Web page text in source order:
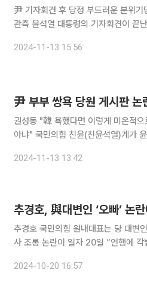
尹 기자회견 후 당정 부드러운 분위
관측 윤석열 대통령의 기자회견이 끝난 뒤부터 윤 대통령과 한동훈 국민의힘 대표의 관계가 ‘해빙
국민의힘 의원은 13일 SBS라디오에
2024-11-13 15:56
尹 부부 쌍욕 당원 게시판
권성동 "韓 욕했다면 이렇게 미온적
아냐" 국민의힘 친윤(친윤석열)계가 윤석열 대통령과 김건희 여사, 국민의힘 의원들을 비난한 글이
계 핵심인 권성동 국민의힘 의원은
2024-11-13 13:42
추경호, 與대변인 ‘오빠’ 논
추경호 국민의힘 원내대표는 당 대변
사 조롱 논란이 일자 20일 “언행에 각별히 신
게 우리 당의 인사들은 공적인 일을
2024-10-20 16:57